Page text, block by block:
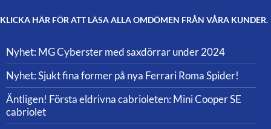
KLICKA HÄR FÖR ATT LÄSA ALLA OMDÖMEN FRÅN VÅRA KUNDER.
Nyhet: MG Cyberster med saxdörrar under 2024
Nyhet: Sjukt fina former på nya Ferrari Roma Spider!
Äntligen! Första eldrivna cabrioleten: Mini Cooper SE
cabriolet